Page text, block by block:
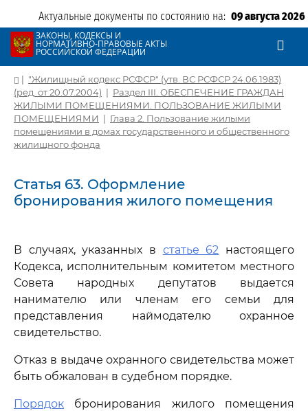
Актуальные документы по состоянию на: 09 августа 2026
ЗАКОНЫ, КОДЕКСЫ И
НОРМАТИВНО-ПРАВОВЫЕ АКТЫ
РОССИЙСКОЙ ФЕДЕРАЦИИ
| "Жилищный кодекс РСФСР" (утв. ВС РСФСР 24.06.1983)
(ред. от 20.07.2004) | Раздел III. ОБЕСПЕЧЕНИЕ ГРАЖДАН
ЖИЛЫМИ ПОМЕЩЕНИЯМИ. ПОЛЬЗОВАНИЕ ЖИЛЫМИ
ПОМЕЩЕНИЯМИ | Глава 2. Пользование жилыми
помещениями в домах государственного и общественного
жилищного фонда
Статья 63. Оформление
бронирования жилого помещения
В случаях, указанных в статье 62 настоящего
Кодекса, исполнительным комитетом местного
Совета народных депутатов выдается
нанимателю или членам его семьи для
представления наймодателю охранное
свидетельство.
Отказ в выдаче охранного свидетельства может
быть обжалован в судебном порядке.
Порядок бронирования жилого помещения